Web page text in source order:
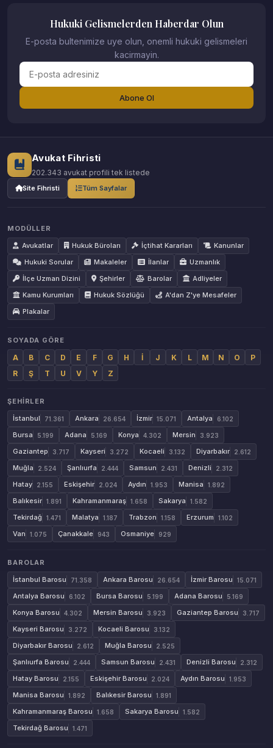
Hukuki Gelismelerden Haberdar Olun
E-posta bultenimize uye olun, onemli hukuki gelismeleri
kacirmayin.
Abone Ol
Avukat Fihristi
202.343 avukat profili tek listede
Site Fihristi Tüm Sayfalar
MODÜLLER
Avukatlar
Hukuk Büroları İçtihat Kararları
Kanunlar
Hukuki Sorular
Makaleler İlanlar
Uzmanlık
İlçe Uzman Dizini
Şehirler Barolar
Adliyeler
Kamu Kurumları
Hukuk Sözlüğü
A'dan Z'ye Mesafeler
Plakalar
SOYADA GÖRE
A B C D E F G H İ J K L M N O
P
R
Ş T U V Y Z
ŞEHIRLER
İstanbul
71.361 Ankara 26.654 İzmir 15.071 Antalya 6.102
Bursa 5.199 Adana 5.169 Konya 4.302 Mersin 3.923
Gaziantep 3.717 Kayseri 3.272 Kocaeli 3.132 Diyarbakır 2.612
Muğla 2.524 Şanlıurfa 2.444 Samsun 2.431 Denizli 2.312
Hatay 2.155 Eskişehir 2.024 Aydın 1.953 Manisa 1.892
Balıkesir 1.891 Kahramanmaraş 1.658 Sakarya 1.582
Tekirdağ 1.471 Malatya 1.187 Trabzon 1.158 Erzurum 1.102
Van 1.075 Çanakkale 943 Osmaniye 929
BAROLAR
İstanbul Barosu
71.358 Ankara Barosu 26.654 İzmir Barosu 15.071
Antalya Barosu 6.102 Bursa Barosu 5.199 Adana Barosu 5.169
Konya Barosu 4.302 Mersin Barosu 3.923 Gaziantep Barosu 3.717
Kayseri Barosu 3.272 Kocaeli Barosu 3.132
Diyarbakır Barosu 2.612 Muğla Barosu 2.525
Şanlıurfa Barosu 2.444 Samsun Barosu 2.431 Denizli Barosu 2.312
Hatay Barosu 2.155 Eskişehir Barosu 2.024 Aydın Barosu 1.953
Manisa Barosu 1.892 Balıkesir Barosu 1.891
Kahramanmaraş Barosu 1.658 Sakarya Barosu 1.582
Tekirdağ Barosu 1.471